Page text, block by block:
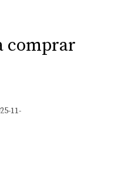
comprar
11-